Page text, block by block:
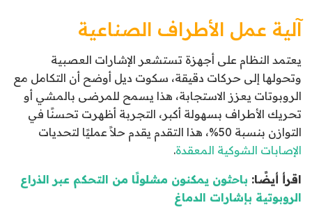
آلية عمل الأطراف الصناعية
يعتمد النظام على أجهزة تستشعر الإشارات العصبية
وتحولها إلى حركات دقيقة، سكوت ديل أوضح أن التكامل مع
الروبوتات يعزز الاستجابة، هذا يسمح للمرضى بالمشي أو
تحريك الأطراف بسهولة أكبر، التجربة أظهرت تحسنًا في
التوازن بنسبة 50%، هذا التقدم يقدم حلاً عمليًا لتحديات
الإصابات الشوكية المعقدة.
اقرأ أيضًا: باحثون يمكنون مشلولًا من التحكم عبر الذراع
الروبوتية بإشارات الدماغ